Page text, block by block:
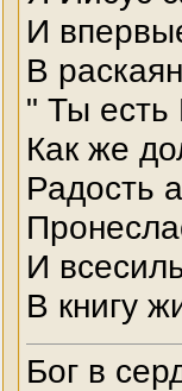
И
В
" Ты есть
Как же
Радость
И
В книгу
Бог в